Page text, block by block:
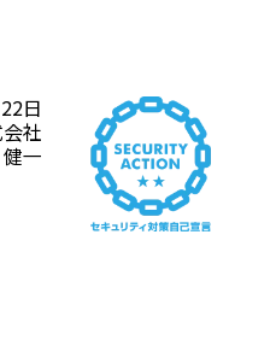
日
社
一